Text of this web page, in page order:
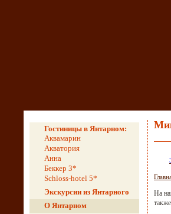
Гостиницы в Янтарном:
Аквамарин
Акватория
Анна
Беккер 3*
Schloss-hotel 5*
Экскурсии из Янтарного
О Янтарном
На